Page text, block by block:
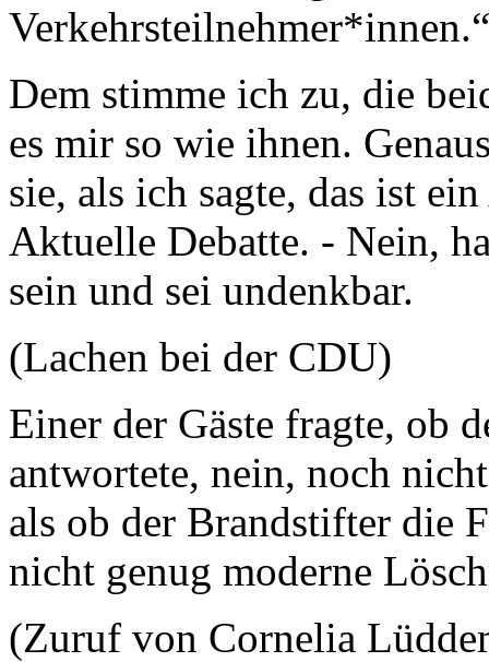
Verkehrsteilnehmer*innen.“
Dem stimme ich zu, die
es mir so wie ihnen.
sie, als ich sagte, das ist
Aktuelle Debatte. - Nein,
sein und sei undenkbar.
(Lachen bei der CDU)
Einer der Gäste fragte, ob
antwortete, nein, noch
als ob der Brandstifter die
nicht genug moderne
(Zuruf von Cornelia